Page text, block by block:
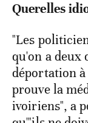
Querelles
"Les
qu'on a deux
déportation
prouve la
ivoiriens", a